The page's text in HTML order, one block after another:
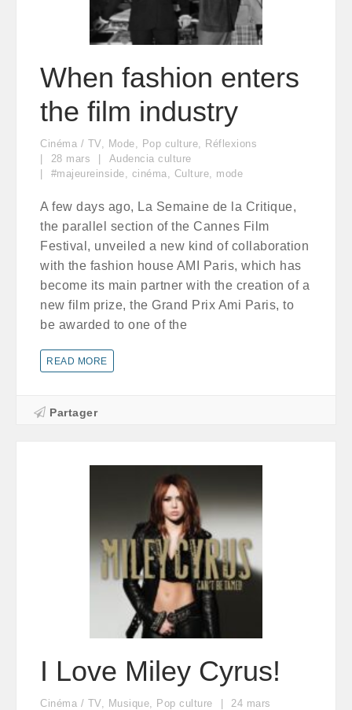
When fashion enters
the film industry
Cinéma / TV, Mode Pop culture
Réflexions
28 mars
Audencia culture
#majeureinside
cinéma Culture mode
A few days ago, La Semaine de la Critique,
the parallel section of the Cannes Film
Festival, unveiled a new kind of collaboration
with the fashion house AMI Paris, which has
become its main partner with the creation of a
new film prize, the Grand Prix Ami Paris, to
be awarded to one of the
READ MORE
Partager
I Love Miley Cyrus!
Cinéma / TV, Musique Pop culture 24 mars